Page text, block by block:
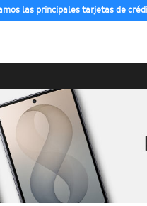
las principales tarjetas de